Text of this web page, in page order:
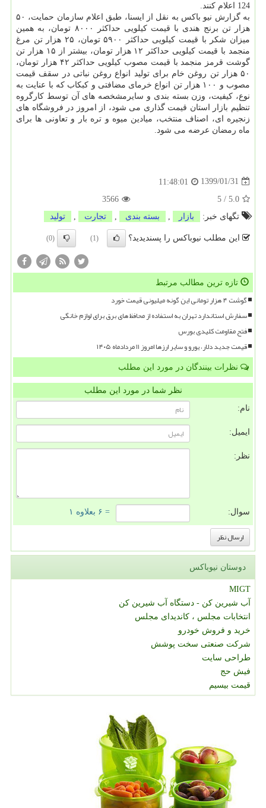
124 اعلام كنند.
به گزارش نیو باكس به نقل از ایسنا، طبق اعلام سازمان حمایت، ۵۰
هزار تن برنج هندی با قیمت كیلویی حداكثر ۸۰۰۰ تومان، به همین
میزان شكر با قیمت كیلویی حداكثر ۵۹۰۰ تومان، ۲۵ هزار تن مرغ
منجمد با قیمت كیلویی حداكثر ۱۲ هزار تومان، بیشتر از ۱۵ هزار تن
گوشت قرمز منجمد با قیمت مصوب كیلویی حداكثر ۴۲ هزار تومان،
۵۰ هزار تن روغن خام برای تولید انواع روغن نباتی در سقف قیمت
مصوب و ۱۰۰ هزار تن انواع خرمای مضافتی و كبكاب كه با عنایت به
نوع، كیفیت، وزن بسته بندی و سایرمشخصه های آن توسط كارگروه
تنظیم بازار استان قیمت گذاری می شود، از امروز در فروشگاه های
زنجیره ای، اصناف منتخب، میادین میوه و تره بار و تعاونی ها برای
ماه رمضان عرضه می شود.
1399/01/31
11:48:01
5.0
/
5
3566
تگهای خبر:
بازار بسته بندی تجارت تولید
این مطلب نیوباکس را پسندیدید؟ (1)
(0)
تازه ترین مطالب مرتبط
گوشت ۴ هزار تومانی این گونه میلیونی قیمت خورد
سفارش استاندارد تهران به استفاده از محافظ های برق برای لوازم خانگی
فتح مقاومت کلیدی بورس
قیمت جدید دلار، یورو و سایر ارزها امروز ۱۱ مردادماه ۱۴۰۵
نظرات بینندگان در مورد این مطلب
نظر شما در مورد این مطلب
نام:
ایمیل:
نظر:
سوال: = ۶ بعلاوه ۱
دوستان نیوباکس
MIGT
آب شیرین کن - دستگاه آب شیرین کن
انتخابات مجلس ، کاندیدای مجلس
خرید و فروش خودرو
شرکت صنعتی سخت پوشش
طراحی سایت
فیش حج
قیمت بیسیم